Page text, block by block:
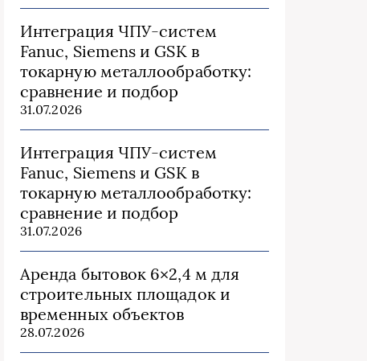
Интеграция ЧПУ-систем
Fanuc, Siemens и GSK в
токарную металлообработку:
сравнение и подбор
31.07.2026
Интеграция ЧПУ-систем
Fanuc, Siemens и GSK в
токарную металлообработку:
сравнение и подбор
31.07.2026
Аренда бытовок 6×2,4 м для
строительных площадок и
временных объектов
28.07.2026